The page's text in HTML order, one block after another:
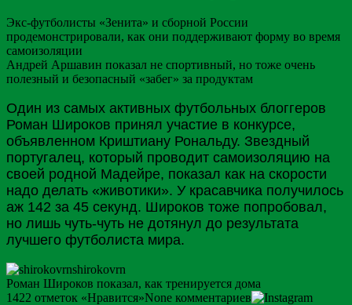
Экс-футболисты «Зенита» и сборной России
продемонстрировали, как они поддерживают форму во время
самоизоляции
Андрей Аршавин показал не спортивный, но тоже очень
полезный и безопасный «забег» за продуктам
Один из самых активных футбольных блоггеров
Роман Широков принял участие в конкурсе,
объявленном Криштиану Рональду. Звездный
португалец, который проводит самоизоляцию на
своей родной Мадейре, показал как на скорости
надо делать «животики». У красавчика получилось
аж 142 за 45 секунд. Широков тоже попробовал,
но лишь чуть-чуть не дотянул до результата
лучшего футболиста мира.
shirokovrn
Роман Широков показал, как тренируется дома
1422 отметок «Нравится»None комментариев